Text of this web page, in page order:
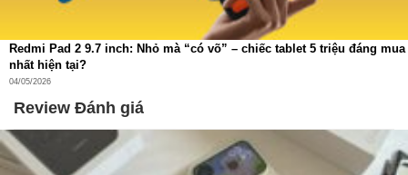
Redmi Pad 2 9.7 inch: Nhỏ mà “có võ” – chiếc tablet 5 triệu đáng mua
nhất hiện tại?
04/05/2026
Review Đánh giá